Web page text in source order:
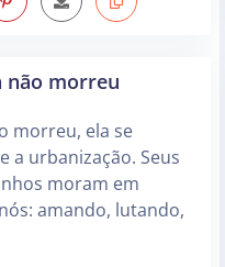
não morreu
morreu, ela se
a urbanização. Seus
moram em
amando, lutando,